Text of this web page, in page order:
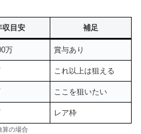
収目安 補足
万 賞与あり
これ以上は狙える
ここを狙いたい
レア枠
算の場合